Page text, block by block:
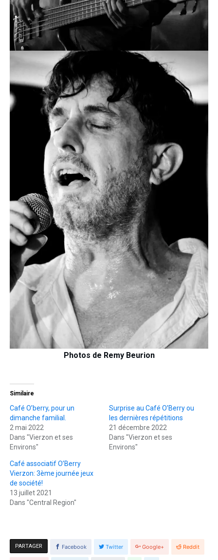
Photos de Remy Beurion
Similaire
Café O’berry, pour un
dimanche familial.
2 mai 2022
Dans "Vierzon et ses
Environs"
Surprise au Café O’Berry ou
les dernières répétitions
21 décembre 2022
Dans "Vierzon et ses
Environs"
Café associatif O’Berry
Vierzon: 3ème journée jeux
de société!
13 juillet 2021
Dans "Central Region"
PARTAGER Facebook Twitter Google+ Reddit